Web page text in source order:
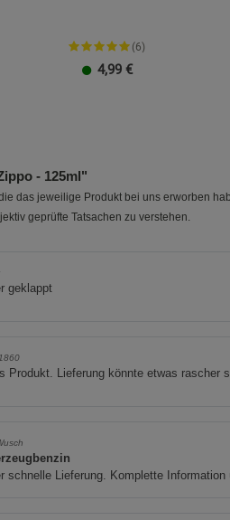
(6)
4,99 €
- 125ml"
das jeweilige Produkt bei uns erworben
geprüfte Tatsachen zu verstehen.
geklappt
Produkt. Lieferung könnte etwas rascher
schnelle Lieferung. Komplette
Cookie-Informationen